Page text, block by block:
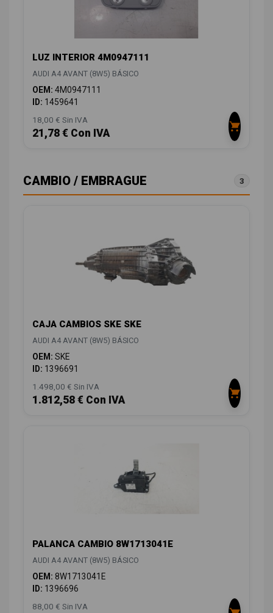
LUZ INTERIOR 4M0947111
AUDI A4 AVANT (8W5) BÁSICO
OEM: 4M0947111
ID: 1459641
18,00 € Sin IVA
21,78 € Con IVA
CAMBIO / EMBRAGUE 3
CAJA CAMBIOS SKE SKE
AUDI A4 AVANT (8W5) BÁSICO
OEM: SKE
ID: 1396691
1.498,00 € Sin IVA
1.812,58 € Con IVA
PALANCA CAMBIO 8W1713041E
AUDI A4 AVANT (8W5) BÁSICO
OEM: 8W1713041E
ID: 1396696
88,00 € Sin IVA